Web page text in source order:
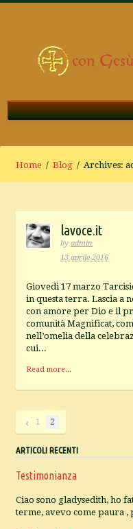
Home / Blog / Archives:
lavoce.it
by admin
13 aprile 2016
Giovedì 17 marzo
in questa terra. Lascia a
con amore per Dio e il
comunità Magnificat,
nell’omelia della
cui...
Read more...
‹ 1 2
ARTICOLI RECENTI
Testimonianza
Ciao sono gladysedith, ho
terme, avevo come paura ,